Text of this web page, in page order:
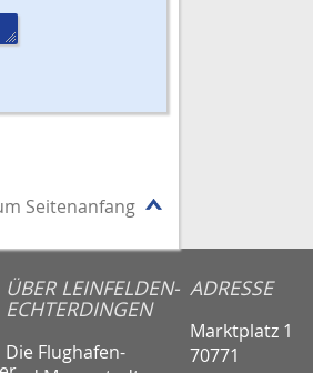
Seitenanfang
ÜBER LEINFELDEN-
ECHTERDINGEN
Die Flughafen-
ADRESSE
Marktplatz 1
70771